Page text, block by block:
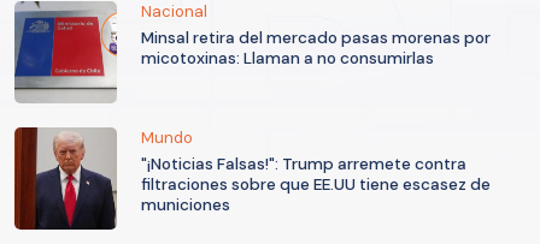
Nacional
Minsal retira del mercado pasas morenas por
micotoxinas: Llaman a no consumirlas
Mundo
"¡Noticias Falsas!": Trump arremete contra
filtraciones sobre que EE.UU tiene escasez de
municiones